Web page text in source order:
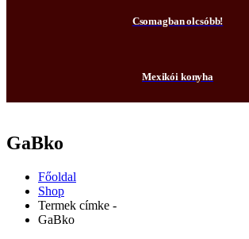
Csomagban olcsóbb!
Mexikói konyha
GaBko
Főoldal
Shop
Termek címke -
GaBko